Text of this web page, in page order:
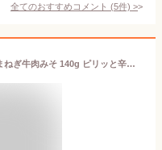
全てのおすすめコメント (5件) >
ご飯のお供に食べる味噌 淡路島たまねぎ牛肉みそ 140g ピリッと辛い 食べる味噌 美味しい ご飯のおとも おにぎりの具 キャンプ 調味料 ギフト プレゼント 贈り物 お取り寄せグルメ ご飯のお供 お取り寄せ おにぎり 具材 お中元 お歳暮